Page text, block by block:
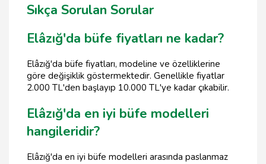
Sıkça Sorulan Sorular
Elâzığ'da büfe fiyatları ne kadar?
Elâzığ'da büfe fiyatları, modeline ve özelliklerine
göre değişiklik göstermektedir. Genellikle fiyatlar
2.000 TL'den başlayıp 10.000 TL'ye kadar çıkabilir.
Elâzığ'da en iyi büfe modelleri
hangileridir?
Elâzığ'da en iyi büfe modelleri arasında paslanmaz